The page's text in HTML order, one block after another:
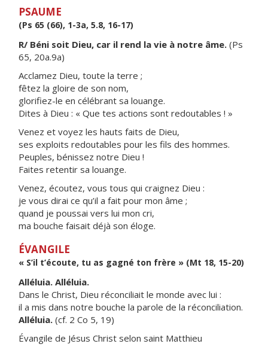
PSAUME
(Ps 65 (66), 1-3a, 5.8, 16-17)
R/ Béni soit Dieu, car il rend la vie à notre âme. (Ps
65, 20a.9a)
Acclamez Dieu, toute la terre ;
fêtez la gloire de son nom,
glorifiez-le en célébrant sa louange.
Dites à Dieu : « Que tes actions sont redoutables ! »
Venez et voyez les hauts faits de Dieu,
ses exploits redoutables pour les fils des hommes.
Peuples, bénissez notre Dieu !
Faites retentir sa louange.
Venez, écoutez, vous tous qui craignez Dieu :
je vous dirai ce qu’il a fait pour mon âme ;
quand je poussai vers lui mon cri,
ma bouche faisait déjà son éloge.
ÉVANGILE
« S’il t’écoute, tu as gagné ton frère » (Mt 18, 15-20)
Alléluia. Alléluia.
Dans le Christ, Dieu réconciliait le monde avec lui :
il a mis dans notre bouche la parole de la réconciliation.
Alléluia. (cf. 2 Co 5, 19)
Évangile de Jésus Christ selon saint Matthieu